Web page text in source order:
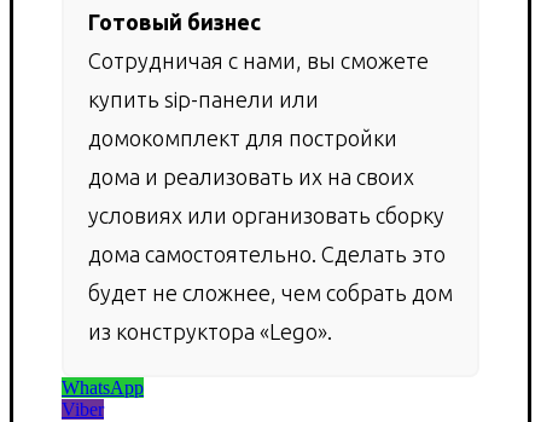
Готовый бизнес
Сотрудничая с нами, вы сможете
купить sip-панели или
домокомплект для постройки
дома и реализовать их на своих
условиях или организовать сборку
дома самостоятельно. Сделать это
будет не сложнее, чем собрать дом
из конструктора «Lego».
WhatsApp
Viber